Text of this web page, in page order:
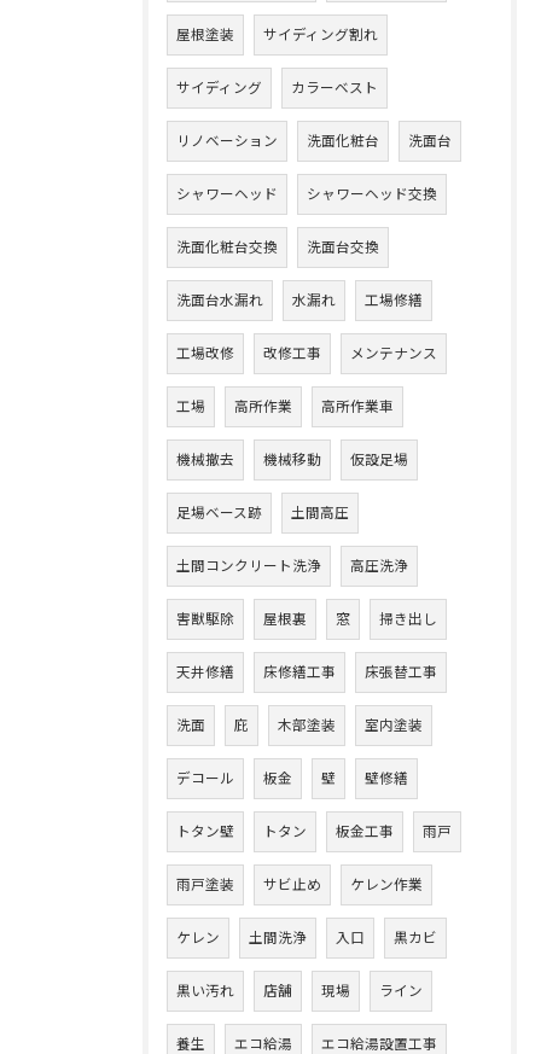
屋根塗装 サイディング割れ
サイディング カラーベスト
リノベーション 洗面化粧台 洗面台
シャワーヘッド シャワーヘッド交換
洗面化粧台交換 洗面台交換
洗面台水漏れ 水漏れ 工場修繕
工場改修 改修工事 メンテナンス
工場 高所作業 高所作業車
機械撤去 機械移動 仮設足場
足場ベース跡 土間高圧
土間コンクリート洗浄 高圧洗浄
害獣駆除 屋根裏 窓 掃き出し
天井修繕 床修繕工事 床張替工事
洗面 庇 木部塗装 室内塗装
デコール 板金 壁 壁修繕
トタン壁 トタン 板金工事 雨戸
雨戸塗装 サビ止め ケレン作業
ケレン 土間洗浄 入口 黒カビ
黒い汚れ 店舗 現場 ライン
養生 エコ給湯 エコ給湯設置工事